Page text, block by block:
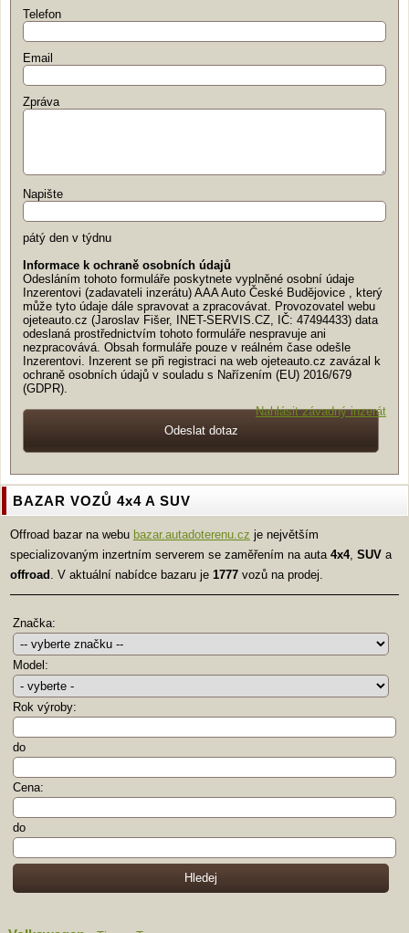
Telefon
Email
Zpráva
Napište
pátý den v týdnu
Informace k ochraně osobních údajů
Odesláním tohoto formuláře poskytnete vyplněné osobní údaje
Inzerentovi (zadavateli inzerátu) AAA Auto České Budějovice , který
může tyto údaje dále spravovat a zpracovávat. Provozovatel webu
ojeteauto.cz (Jaroslav Fišer, INET-SERVIS.CZ, IČ: 47494433) data
odeslaná prostřednictvím tohoto formuláře nespravuje ani
nezpracovává. Obsah formuláře pouze v reálném čase odešle
Inzerentovi. Inzerent se při registraci na web ojeteauto.cz zavázal k
ochraně osobních údajů v souladu s Nařízením (EU) 2016/679
(GDPR).
Nahlásit závadný inzerát
BAZAR VOZŮ 4x4 A SUV
Offroad bazar na webu bazar.autadoterenu.cz je největším
specializovaným inzertním serverem se zaměřením na auta 4x4, SUV a
offroad . V aktuální nabídce bazaru je 1777 vozů na prodej.
Značka:
Model:
Rok výroby:
do
Cena:
do